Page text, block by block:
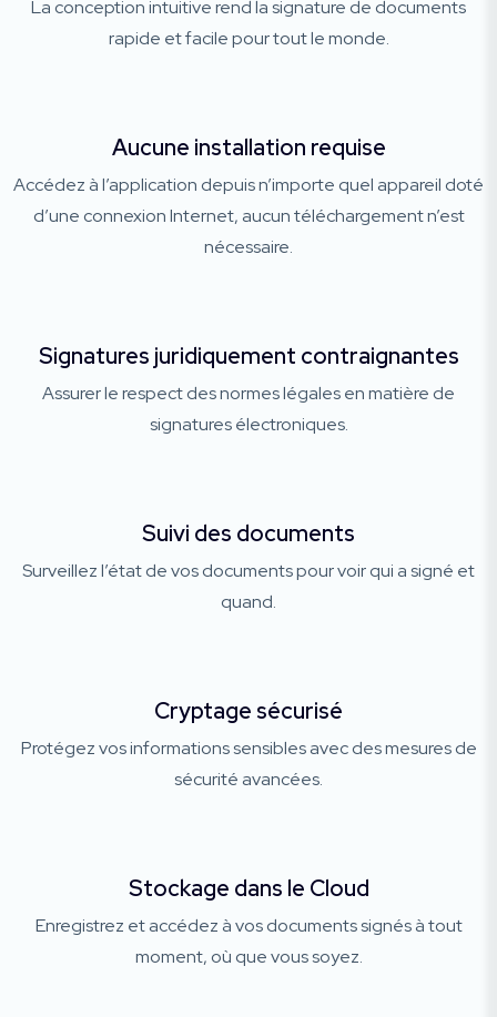
La conception intuitive rend la signature de documents
rapide et facile pour tout le monde.
Aucune installation requise
Accédez à l’application depuis n’importe quel appareil doté
d’une connexion Internet, aucun téléchargement n’est
nécessaire.
Signatures juridiquement contraignantes
Assurer le respect des normes légales en matière de
signatures électroniques.
Suivi des documents
Surveillez l’état de vos documents pour voir qui a signé et
quand.
Cryptage sécurisé
Protégez vos informations sensibles avec des mesures de
sécurité avancées.
Stockage dans le Cloud
Enregistrez et accédez à vos documents signés à tout
moment, où que vous soyez.